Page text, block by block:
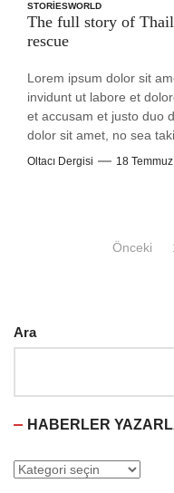
STORIESWORLD
The full story of
rescue
Lorem ipsum dolor sit
invidunt ut labore et dolore
et accusam et justo duo dolores
dolor sit amet, no sea takimata sanctus est Lorem ipsum
dolor sit amet. Stet clita kasd gubergren, no sea takimata
Oltacı Dergisi 18
Önceki
Ara
HABERLER
Haberler